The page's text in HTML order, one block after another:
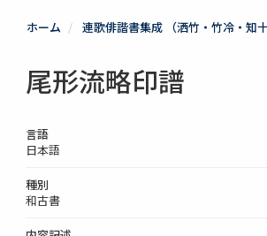
ホーム 連歌俳諧書集成 （洒竹・竹冷・知十
尾形流略印譜
言語
日本語
種別
和古書